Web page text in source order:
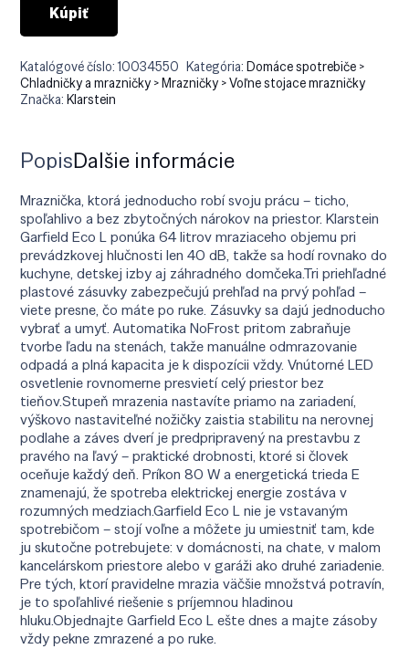
Kúpiť
Katalógové číslo:10034550 Kategória:Domáce spotrebiče >
Chladničky a mrazničky > Mrazničky > Voľne stojace mrazničky
Značka:Klarstein
PopisĎalšie informácie
Mraznička, ktorá jednoducho robí svoju prácu – ticho,
spoľahlivo a bez zbytočných nárokov na priestor. Klarstein
Garfield Eco L ponúka 64 litrov mraziaceho objemu pri
prevádzkovej hlučnosti len 40 dB, takže sa hodí rovnako do
kuchyne, detskej izby aj záhradného domčeka.Tri priehľadné
plastové zásuvky zabezpečujú prehľad na prvý pohľad –
viete presne, čo máte po ruke. Zásuvky sa dajú jednoducho
vybrať a umyť. Automatika NoFrost pritom zabraňuje
tvorbe ľadu na stenách, takže manuálne odmrazovanie
odpadá a plná kapacita je k dispozícii vždy. Vnútorné LED
osvetlenie rovnomerne presvietí celý priestor bez
tieňov.Stupeň mrazenia nastavíte priamo na zariadení,
výškovo nastaviteľné nožičky zaistia stabilitu na nerovnej
podlahe a záves dverí je predpripravený na prestavbu z
pravého na ľavý – praktické drobnosti, ktoré si človek
oceňuje každý deň. Príkon 80 W a energetická trieda E
znamenajú, že spotreba elektrickej energie zostáva v
rozumných medziach.Garfield Eco L nie je vstavaným
spotrebičom – stojí voľne a môžete ju umiestniť tam, kde
ju skutočne potrebujete: v domácnosti, na chate, v malom
kancelárskom priestore alebo v garáži ako druhé zariadenie.
Pre tých, ktorí pravidelne mrazia väčšie množstvá potravín,
je to spoľahlivé riešenie s príjemnou hladinou
hluku.Objednajte Garfield Eco L ešte dnes a majte zásoby
vždy pekne zmrazené a po ruke.